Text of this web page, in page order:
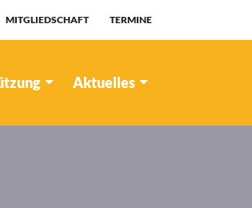
MITGLIEDSCHAFT TERMINE
Aktuelles